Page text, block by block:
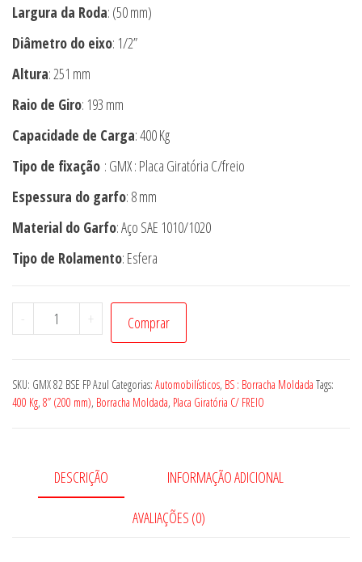
Largura da Roda: (50 mm)
Diâmetro do eixo: 1/2”
Altura: 251 mm
Raio de Giro: 193 mm
Capacidade de Carga: 400 Kg
Tipo de fixação : GMX : Placa Giratória C/freio
Espessura do garfo: 8 mm
Material do Garfo: Aço SAE 1010/1020
Tipo de Rolamento: Esfera
-
Rodízio
GMX
BSE
FP
+ Comprar
SKU: GMX 82 BSE FP Azul Categorias: Automobilísticos, BS : Borracha Moldada Tags:
400 Kg, 8” (200 mm), Borracha Moldada, Placa Giratória C/ FREIO
DESCRIÇÃO INFORMAÇÃO ADICIONAL
AVALIAÇÕES (0)